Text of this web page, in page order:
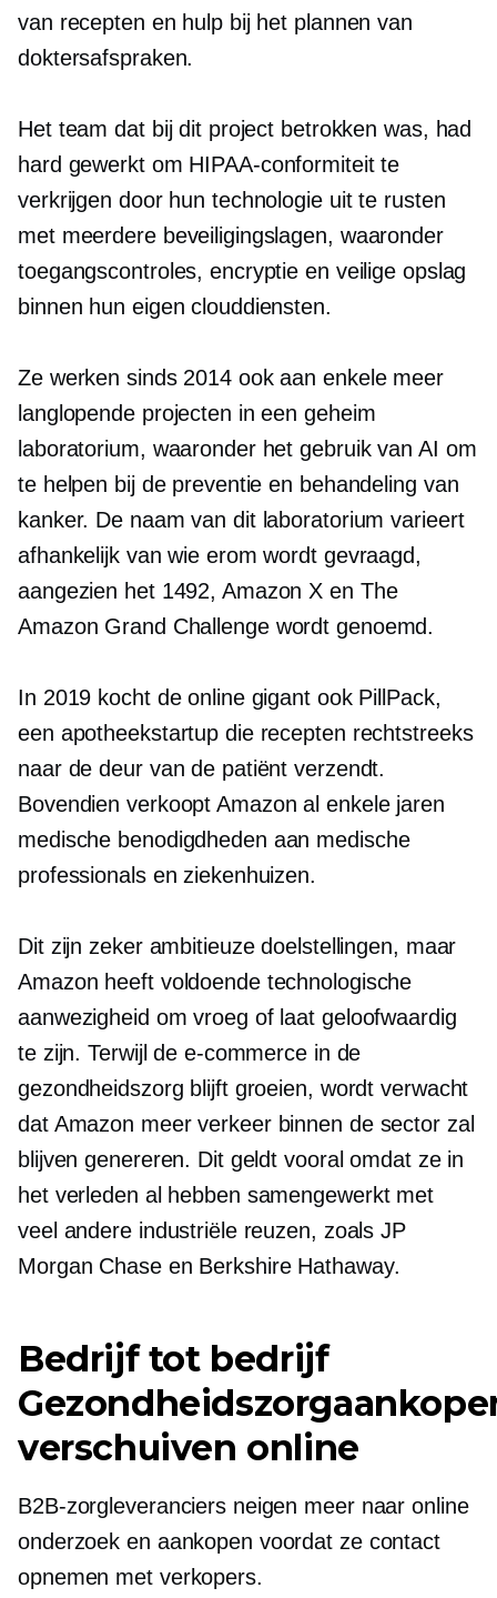
van recepten en hulp bij het plannen van
doktersafspraken.
Het team dat bij dit project betrokken was, had
hard gewerkt om HIPAA-conformiteit te
verkrijgen door hun technologie uit te rusten
met meerdere beveiligingslagen, waaronder
toegangscontroles, encryptie en veilige opslag
binnen hun eigen clouddiensten.
Ze werken sinds 2014 ook aan enkele meer
langlopende projecten in een geheim
laboratorium, waaronder het gebruik van AI om
te helpen bij de preventie en behandeling van
kanker. De naam van dit laboratorium varieert
afhankelijk van wie erom wordt gevraagd,
aangezien het 1492, Amazon X en The
Amazon Grand Challenge wordt genoemd.
In 2019 kocht de online gigant ook PillPack,
een apotheekstartup die recepten rechtstreeks
naar de deur van de patiënt verzendt.
Bovendien verkoopt Amazon al enkele jaren
medische benodigdheden aan medische
professionals en ziekenhuizen.
Dit zijn zeker ambitieuze doelstellingen, maar
Amazon heeft voldoende technologische
aanwezigheid om vroeg of laat geloofwaardig
te zijn. Terwijl de e-commerce in de
gezondheidszorg blijft groeien, wordt verwacht
dat Amazon meer verkeer binnen de sector zal
blijven genereren. Dit geldt vooral omdat ze in
het verleden al hebben samengewerkt met
veel andere industriële reuzen, zoals JP
Morgan Chase en Berkshire Hathaway.
Bedrijf tot bedrijf
verschuiven online
B2B-zorgleveranciers neigen meer naar online
onderzoek en aankopen voordat ze contact
opnemen met verkopers.